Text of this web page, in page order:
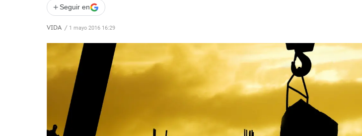
+ Seguir en
VIDA / 1 mayo 2016 16:29